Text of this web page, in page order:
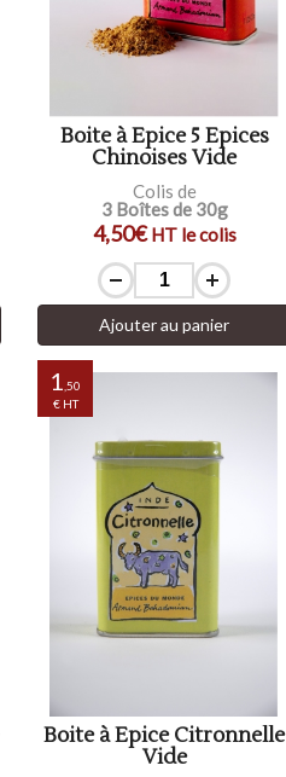
Boite à Epice 5 Epices
Chinoises Vide
Colis de
3 Boîtes de 30g
4,50€HT le colis
Ajouter au panier
1 ,50
€ HT
Boite à Epice Citronnelle
Vide